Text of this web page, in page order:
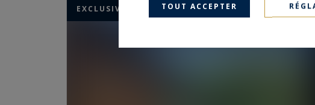
EXCLUSIVITÉ TOUT ACCEPTER